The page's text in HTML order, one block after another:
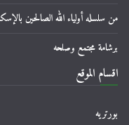
من سلسله أولياء الله الصالحين
برشامة مجتمع وصلحه
اقسام الموقع
بورتريه